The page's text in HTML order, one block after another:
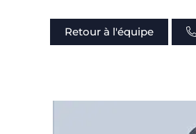
Retour à l'équipe